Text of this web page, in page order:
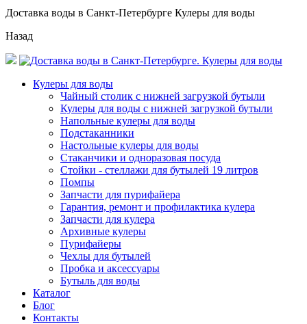
Доставка воды в Санкт-Петербурге Кулеры для воды
Назад
Кулеры для воды
Чайный столик с нижней загрузкой бутыли
Кулеры для воды с нижней загрузкой бутыли
Напольные кулеры для воды
Подстаканники
Настольные кулеры для воды
Стаканчики и одноразовая посуда
Стойки - стеллажи для бутылей 19 литров
Помпы
Запчасти для пурифайера
Гарантия, ремонт и профилактика кулера
Запчасти для кулера
Архивные кулеры
Пурифайеры
Чехлы для бутылей
Пробка и аксессуары
Бутыль для воды
Каталог
Блог
Контакты